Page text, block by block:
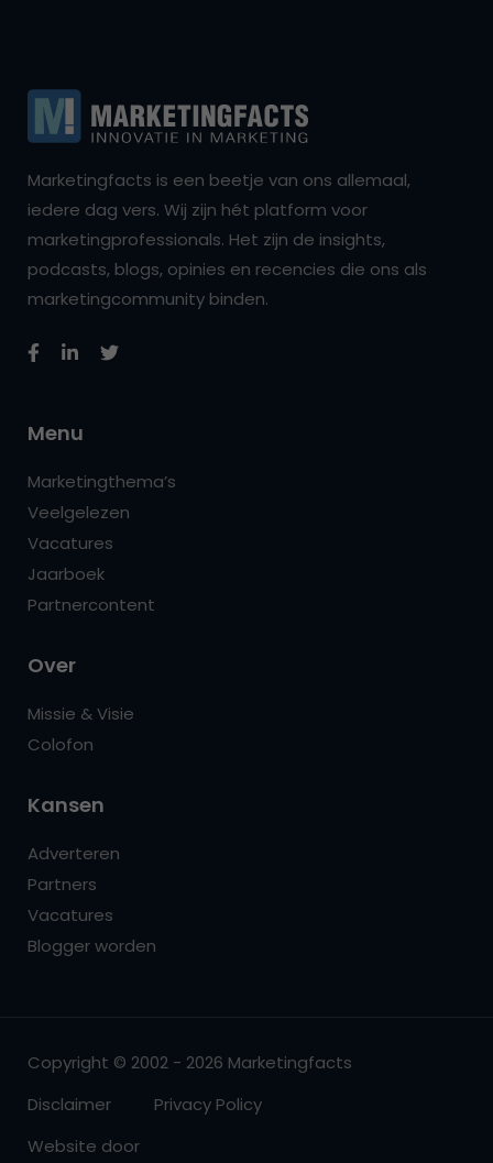
Marketingfacts is een beetje van ons allemaal,
iedere dag vers. Wij zijn hét platform voor
marketingprofessionals. Het zijn de insights,
podcasts, blogs, opinies en recencies die ons als
marketingcommunity binden.
Menu
Marketingthema’s
Veelgelezen
Vacatures
Jaarboek
Partnercontent
Over
Missie & Visie
Colofon
Kansen
Adverteren
Partners
Vacatures
Blogger worden
Copyright © 2002 - 2026 Marketingfacts
Disclaimer
Privacy Policy
Website door